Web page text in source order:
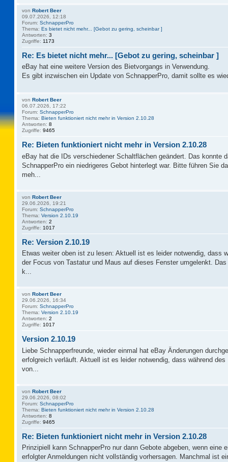
von Robert Beer
09.07.2026, 12:18
Forum: SchnapperPro
Thema: Es bietet nicht mehr... [Gebot zu gering, scheinbar ]
Antworten: 3
Zugriffe: 1173
Re: Es bietet nicht mehr... [Gebot zu gering, scheinbar ]
eBay hat eine weitere Version des Bietvorgangs in Verwendung.
Es gibt inzwischen ein Update von SchnapperPro, damit sollte es
von Robert Beer
06.07.2026, 17:22
Forum: SchnapperPro
Thema: Bieten funktioniert nicht mehr in Version 2.10.28
Antworten: 8
Zugriffe: 9465
Re: Bieten funktioniert nicht mehr in Version 2.10.28
eBay hat die IDs verschiedener Schaltflächen geändert. Das konnte
SchnapperPro ein niedrigeres Gebot hinterlegt war. Bitte führen Sie
meh...
von Robert Beer
29.06.2026, 19:21
Forum: SchnapperPro
Thema: Version 2.10.19
Antworten: 2
Zugriffe: 1017
Re: Version 2.10.19
Etwas weiter oben ist zu lesen: Aktuell ist es leider notwendig, dass
der Focus von Tastatur und Maus auf dieses Fenster umgelenkt.
k...
von Robert Beer
29.06.2026, 16:34
Forum: SchnapperPro
Thema: Version 2.10.19
Antworten: 2
Zugriffe: 1017
Version 2.10.19
Liebe Schnapperfreunde, wieder einmal hat eBay Änderungen
erfolgreich verläuft. Aktuell ist es leider notwendig, dass während
von...
von Robert Beer
29.06.2026, 08:02
Forum: SchnapperPro
Thema: Bieten funktioniert nicht mehr in Version 2.10.28
Antworten: 8
Zugriffe: 9465
Re: Bieten funktioniert nicht mehr in Version 2.10.28
Prinzipiell kann SchnapperPro nur dann Gebote abgeben, wenn
erfolgter Anmeldungen nicht vollständig vorhersagen. Manchmal ist